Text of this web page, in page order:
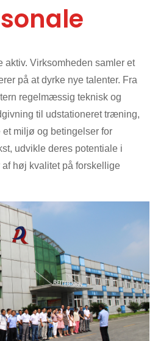
aktiv. Virksomheden samler et
på at dyrke nye talenter. Fra
regelmæssig teknisk og
til udstationeret træning,
miljø og betingelser for
udvikle deres potentiale i
høj kvalitet på forskellige